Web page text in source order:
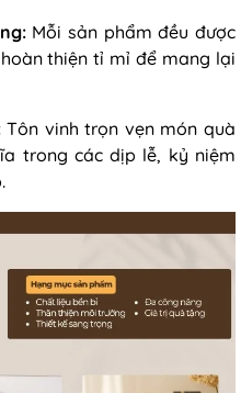
Mỗi sản phẩm đều được
thiện tỉ mỉ để mang lại
Tôn vinh trọn vẹn món quà
trong các dịp lễ, kỷ niệm